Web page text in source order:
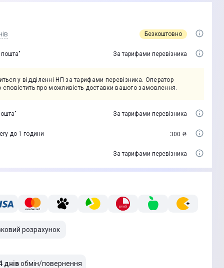
Безкоштовно
За тарифами перевізника
у відділенні НП за тарифами перевізника. Оператор
сповістить про можливість доставки вашого замовлення.
За тарифами перевізника
до 1 години 300 ₴
За тарифами перевізника
розрахунок
днівобмін/повернення